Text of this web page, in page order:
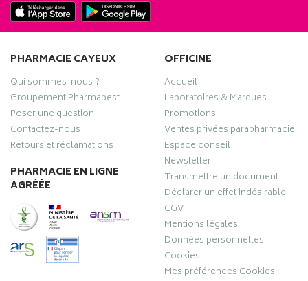
PHARMACIE CAYEUX
Qui sommes-nous ?
Groupement Pharmabest
Poser une question
Contactez-nous
Retours et réclamations
PHARMACIE EN LIGNE
AGRÉÉE
OFFICINE
Accueil
Laboratoires & Marques
Promotions
Ventes privées parapharmacie
Espace conseil
Newsletter
Transmettre un document
Déclarer un effet indésirable
CGV
Mentions légales
Données personnelles
Cookies
Mes préférences Cookies